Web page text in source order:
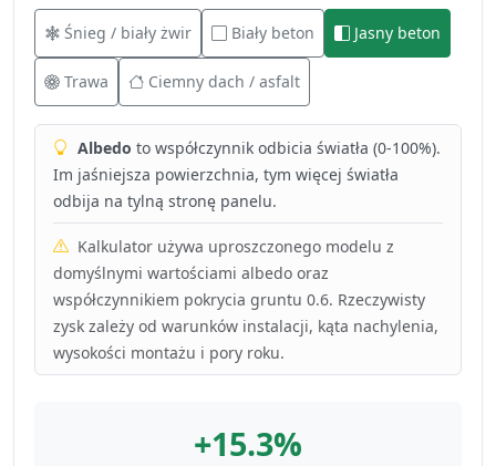
Śnieg / biały żwir Biały beton Jasny beton
Trawa Ciemny dach / asfalt
Albedo to współczynnik odbicia światła (0-100%).
Im jaśniejsza powierzchnia, tym więcej światła
odbija na tylną stronę panelu.
Kalkulator używa uproszczonego modelu z
domyślnymi wartościami albedo oraz
współczynnikiem pokrycia gruntu 0.6. Rzeczywisty
zysk zależy od warunków instalacji, kąta nachylenia,
wysokości montażu i pory roku.
+15.3%